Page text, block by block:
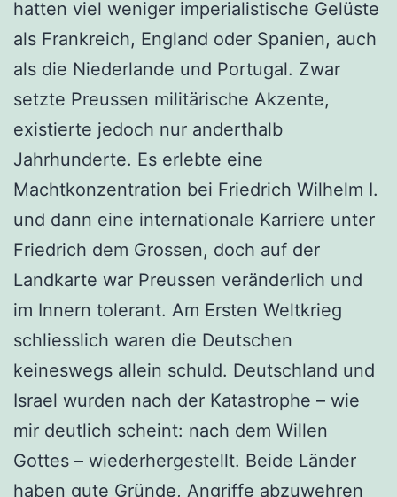
hatten viel weniger imperialistische Gelüste
als Frankreich, England oder Spanien, auch
als die Niederlande und Portugal. Zwar
setzte Preussen militärische Akzente,
existierte jedoch nur anderthalb
Jahrhunderte. Es erlebte eine
Machtkonzentration bei Friedrich Wilhelm I.
und dann eine internationale Karriere unter
Friedrich dem Grossen, doch auf der
Landkarte war Preussen veränderlich und
im Innern tolerant. Am Ersten Weltkrieg
schliesslich waren die Deutschen
keineswegs allein schuld. Deutschland und
Israel wurden nach der Katastrophe – wie
mir deutlich scheint: nach dem Willen
Gottes – wiederhergestellt. Beide Länder
haben gute Gründe, Angriffe abzuwehren